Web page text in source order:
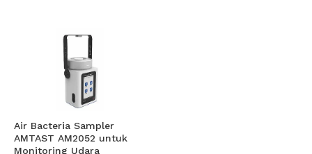
Air Bacteria Sampler
AMTAST AM2052 untuk
Monitoring Udara